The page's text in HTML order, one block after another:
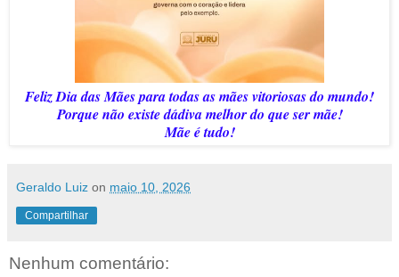
Feliz Dia das Mães para todas as mães vitoriosas do mundo!
Porque não existe dádiva melhor do que ser mãe!
Mãe é tudo!
Geraldo Luiz on maio 10, 2026
Compartilhar
Nenhum comentário: